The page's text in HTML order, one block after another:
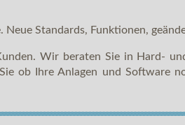
Standards, Funktionen,
Wir beraten Sie in Hard-
ob Ihre Anlagen und Software